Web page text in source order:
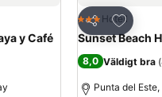
y Café
Dela
Lägg till
3 Stjärnor
Hotell
Sunset Beach
8,0 Väldigt bra (
Punta del